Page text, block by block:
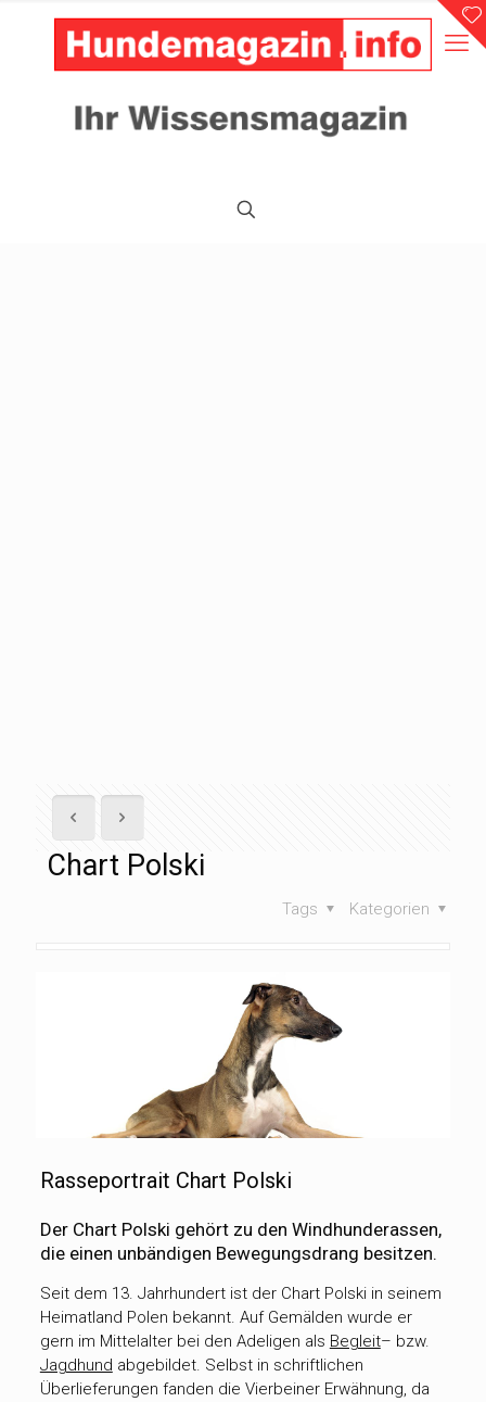
Chart Polski
Kategorien
Tags
Rasseportrait Chart Polski
Der Chart Polski gehört zu den Windhunderassen,
die einen unbändigen Bewegungsdrang besitzen.
Seit dem 13. Jahrhundert ist der Chart Polski in seinem
Heimatland Polen bekannt. Auf Gemälden wurde er
gern im Mittelalter bei den Adeligen als Begleit– bzw.
Jagdhund abgebildet. Selbst in schriftlichen
Überlieferungen fanden die Vierbeiner Erwähnung, da